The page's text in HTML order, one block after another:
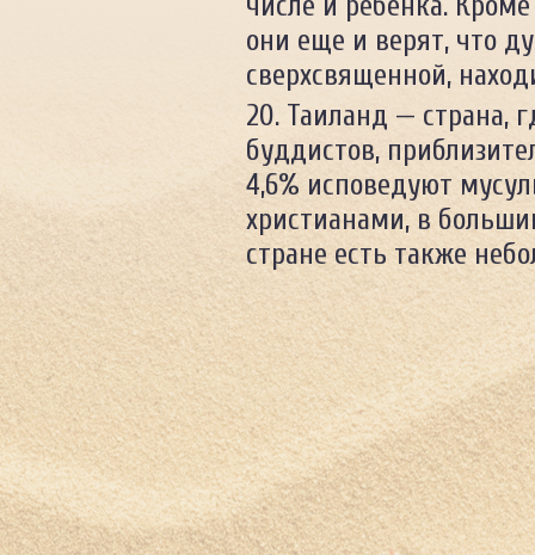
они еще и верят, что
сверхсвященной,
Таиланд — страна,
буддистов,
4,6% исповедуют
христианами, в
стране есть также